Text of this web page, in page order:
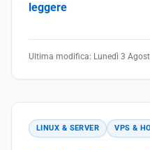
leggere
Ultima modifica: Lunedì 3
LINUX & SERVER VPS &